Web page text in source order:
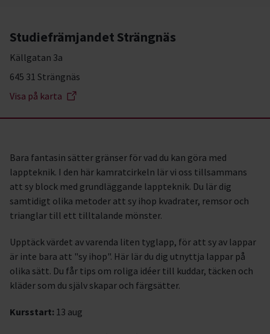
Studiefrämjandet Strängnäs
Källgatan 3a
645 31 Strängnäs
Visa på karta
Bara fantasin sätter gränser för vad du kan göra med
lappteknik. I den här kamratcirkeln lär vi oss tillsammans
att sy block med grundläggande lappteknik. Du lär dig
samtidigt olika metoder att sy ihop kvadrater, remsor och
trianglar till ett tilltalande mönster.
Upptäck värdet av varenda liten tyglapp, för att sy av lappar
är inte bara att "sy ihop". Här lär du dig utnyttja lappar på
olika sätt. Du får tips om roliga idéer till kuddar, täcken och
kläder som du själv skapar och färgsätter.
Kursstart: 13 aug